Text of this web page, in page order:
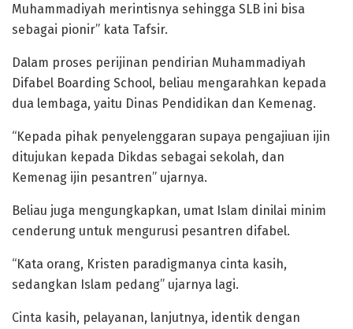
Muhammadiyah merintisnya sehingga SLB ini bisa
sebagai pionir” kata Tafsir.
Dalam proses perijinan pendirian Muhammadiyah
Difabel Boarding School, beliau mengarahkan kepada
dua lembaga, yaitu Dinas Pendidikan dan Kemenag.
“Kepada pihak penyelenggaran supaya pengajiuan ijin
ditujukan kepada Dikdas sebagai sekolah, dan
Kemenag ijin pesantren” ujarnya.
Beliau juga mengungkapkan, umat Islam dinilai minim
cenderung untuk mengurusi pesantren difabel.
“Kata orang, Kristen paradigmanya cinta kasih,
sedangkan Islam pedang” ujarnya lagi.
Cinta kasih, pelayanan, lanjutnya, identik dengan